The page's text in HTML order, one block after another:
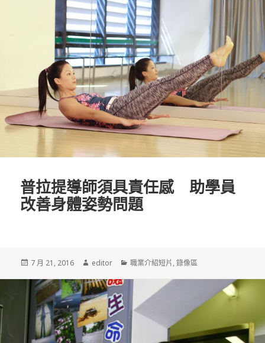
普拉提導師須具責任感 助學員
改善身體姿勢問題
發
於
7 月 21, 2016
作
editor
分
職業介紹短片,錄像區